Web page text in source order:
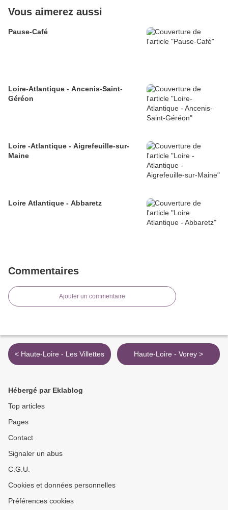
Vous aimerez aussi
Pause-Café
Loire-Atlantique - Ancenis-Saint-
Géréon
Loire -Atlantique - Aigrefeuille-sur-
Maine
Loire Atlantique - Abbaretz
Commentaires
Ajouter un commentaire
< Haute-Loire - Les Villettes Haute-Loire - Vorey >
Hébergé par Eklablog
Top articles
Pages
Contact
Signaler un abus
C.G.U.
Cookies et données personnelles
Préférences cookies